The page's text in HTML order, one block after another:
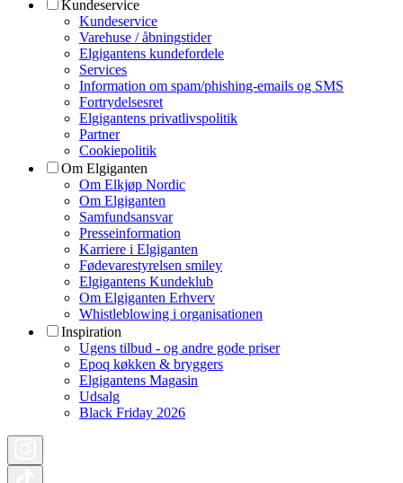
Kundeservice
Kundeservice
Varehuse / åbningstider
Elgigantens kundefordele
Services
Information om spam/phishing-emails og SMS
Fortrydelsesret
Elgigantens privatlivspolitik
Partner
Cookiepolitik
Om Elgiganten
Om Elkjøp Nordic
Om Elgiganten
Samfundsansvar
Presseinformation
Karriere i Elgiganten
Fødevarestyrelsen smiley
Elgigantens Kundeklub
Om Elgiganten Erhverv
Whistleblowing i organisationen
Inspiration
Ugens tilbud - og andre gode priser
Epoq køkken & bryggers
Elgigantens Magasin
Udsalg
Black Friday 2026